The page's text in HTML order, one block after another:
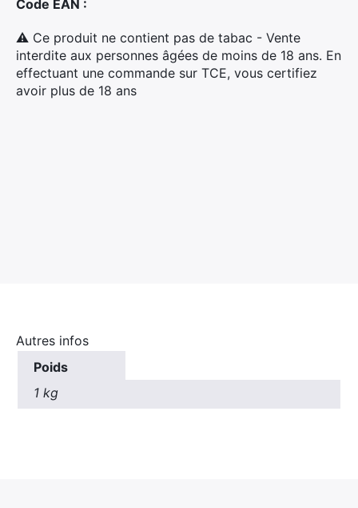
Code EAN :
⚠ Ce produit ne contient pas de tabac - Vente
interdite aux personnes âgées de moins de 18 ans. En
effectuant une commande sur TCE, vous certifiez
avoir plus de 18 ans
Autres infos
Poids
1 kg
Rechercher
: